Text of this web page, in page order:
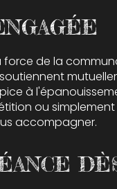
force de la
à
ou
accompagner.